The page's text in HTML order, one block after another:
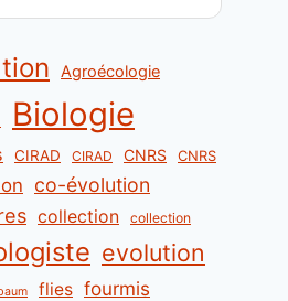
Agroécologie
Biologie
CIRAD CIRAD CNRS CNRS
co-évolution
collection collection
evolution
flies fourmis